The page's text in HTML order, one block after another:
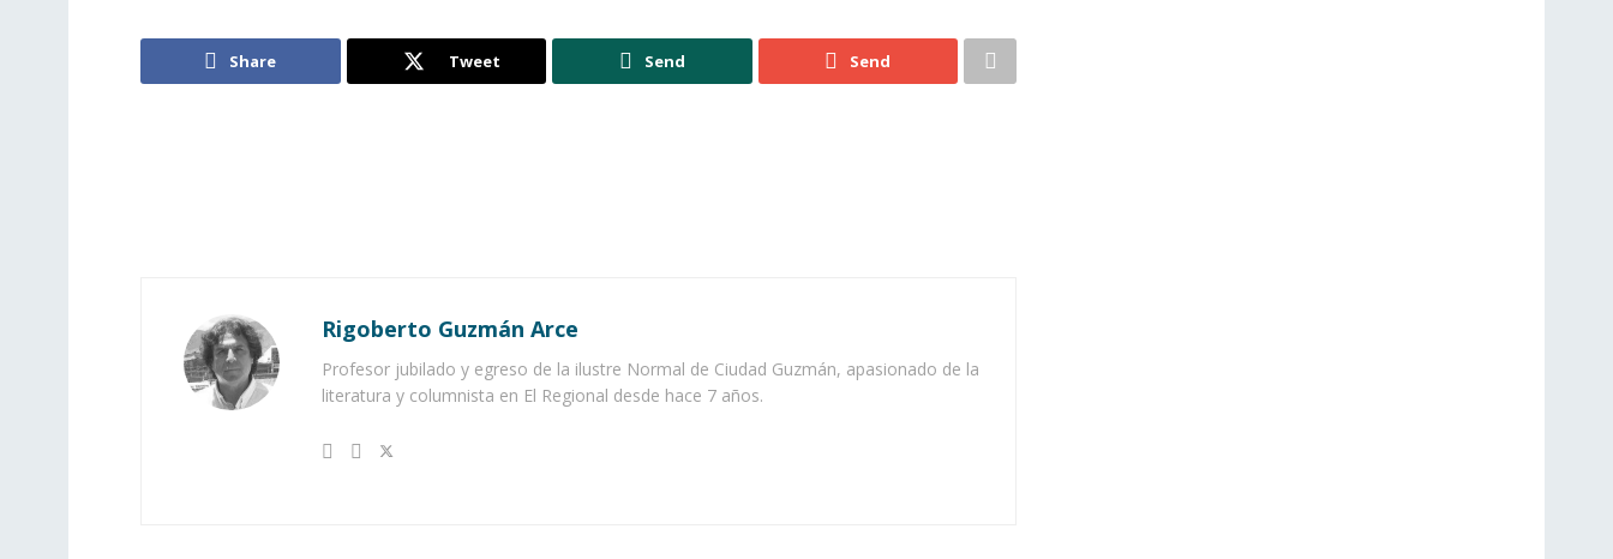
Share Tweet Send Send
Rigoberto Guzmán Arce
Profesor jubilado y egreso de la ilustre Normal de Ciudad Guzmán, apasionado de la
literatura y columnista en El Regional desde hace 7 años.